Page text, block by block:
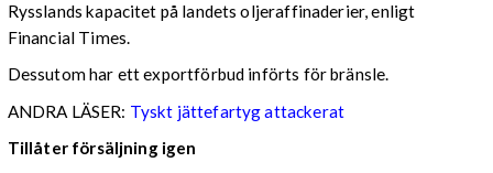
Rysslands kapacitet på landets oljeraffinaderier, enligt
Financial Times.
Dessutom har ett exportförbud införts för bränsle.
ANDRA LÄSER: Tyskt jättefartyg attackerat
Tillåter försäljning igen